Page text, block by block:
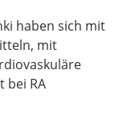
haben sich mit
mit
bei RA